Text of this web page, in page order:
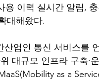
용 이력 실시간 알림,
대해왔다.
업인 통신 서비스를
대규모 인프라 구축·
as a